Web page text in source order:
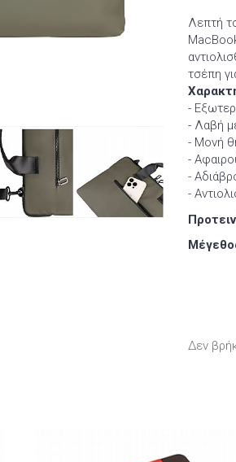
Λεπτή
τσέπη
-
- Λαβή
- Μονή
-
-
-
Δεν